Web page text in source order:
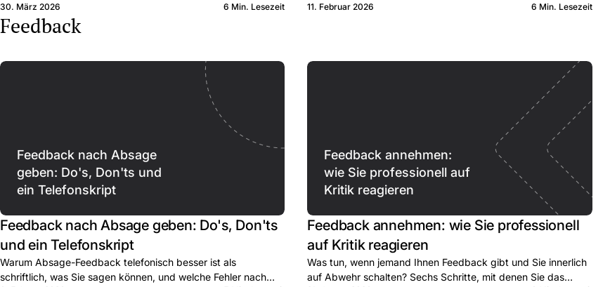
KMU-Recruiter.
30. März 2026 6 Min. Lesezeit
Bewerber:innen zum Klick bringen.
11. Februar 2026 6 Min. Lesezeit
Feedback
Feedback nach Absage
geben: Do's, Don'ts und
ein Telefonskript
Feedback nach Absage geben: Do's, Don'ts
und ein Telefonskript
Warum Absage-Feedback telefonisch besser ist als
schriftlich, was Sie sagen können, und welche Fehler nach
Feedback annehmen:
wie Sie professionell auf
Kritik reagieren
Feedback annehmen: wie Sie professionell
auf Kritik reagieren
Was tun, wenn jemand Ihnen Feedback gibt und Sie innerlich
auf Abwehr schalten? Sechs Schritte, mit denen Sie das